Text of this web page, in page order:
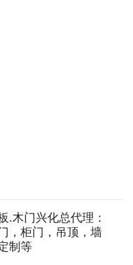
.木门兴化总代理：
，柜门，吊顶，墙
制等